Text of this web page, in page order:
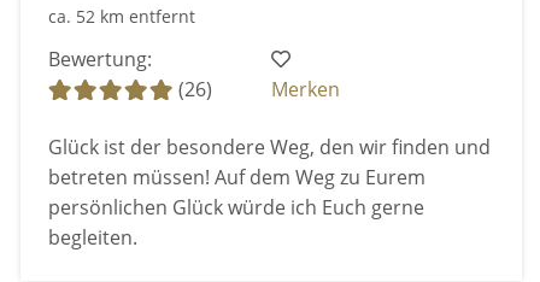
ca. 52 km entfernt
Bewertung:
(26)
Merken
Glück ist der besondere Weg, den wir finden und
betreten müssen! Auf dem Weg zu Eurem
persönlichen Glück würde ich Euch gerne
begleiten.